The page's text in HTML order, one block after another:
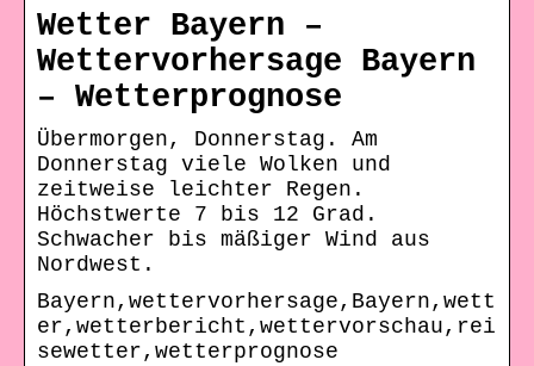
Wetter Bayern –
Wettervorhersage Bayern
– Wetterprognose
Übermorgen, Donnerstag. Am
Donnerstag viele Wolken und
zeitweise leichter Regen.
Höchstwerte 7 bis 12 Grad.
Schwacher bis mäßiger Wind aus
Nordwest.
Bayern,wettervorhersage,Bayern,wett
er,wetterbericht,wettervorschau,rei
sewetter,wetterprognose